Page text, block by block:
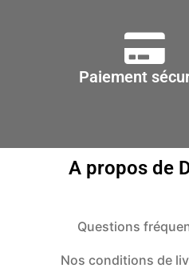
Paiement
A propos de
Questions
Nos conditions de